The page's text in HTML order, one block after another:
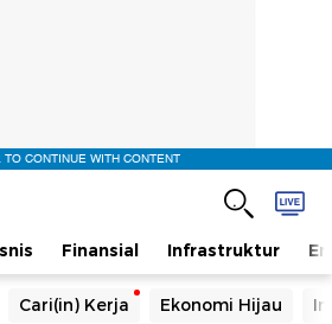
CONTINUE WITH CONTENT
Finansial Infrastruktur
Cari(in) Kerja Ekonomi Hijau